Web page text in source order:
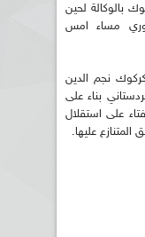
بالوكالة لحين
مساء امس
نجم الدين
بناء على
على استقلال
عليها.